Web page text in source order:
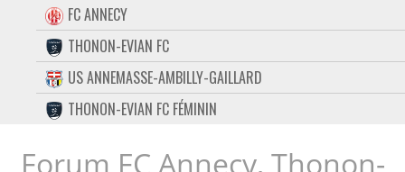
FORUM
CONTACT
FACEBOOK
TWITTER
INSTAGRAM
FC ANNECY
THONON-EVIAN FC
US ANNEMASSE-AMBILLY-GAILLARD
THONON-EVIAN FC FÉMININ
Forum FC Annecy, Thonon-